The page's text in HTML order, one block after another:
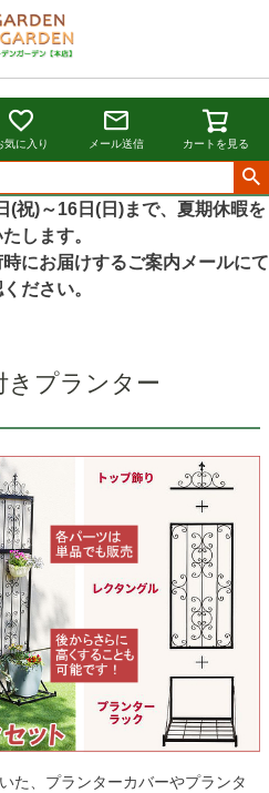
気に入り メール送信 カートを見る
(祝)～16日(日)まで、夏期休暇を
します。
お届けするご案内メールにて
ださい。
きプランター
た、プランターカバーやプランタ